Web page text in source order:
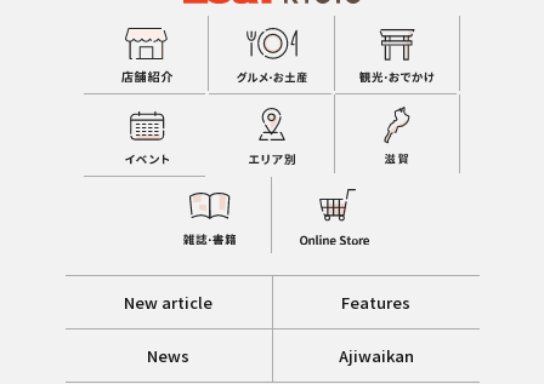
New article Features
News Ajiwaikan